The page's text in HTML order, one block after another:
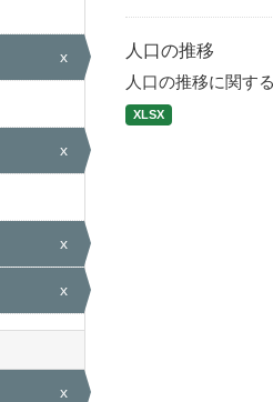
x
x
x
x
x
人口の推移
人口の推移に関す
XLSX